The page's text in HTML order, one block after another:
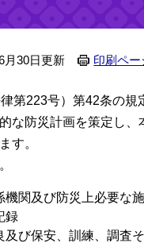
月30日更新 印刷ペー
第223号）第42条の
な防災計画を策定し
す。
関及び防災上必要な
録
び保安、訓練、調査